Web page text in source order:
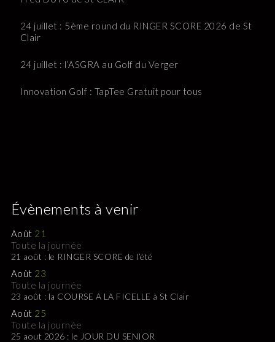
24 juillet : 5ème round du RINGER SCORE 2026 de St
Clair
24 juillet : l’ASGRA au Golf du Verger
Innovation Golf : TapTee Gratuit pour tous
Évènements à venir
Août 21
Toute la journée
21 août : le RINGER SCORE de l’été
Août 23
Toute la journée
23 août : la COURSE A LA FICELLE à St Clair
Août 25
Toute la journée
25 aout 2026 : le JOUR DU SENIOR